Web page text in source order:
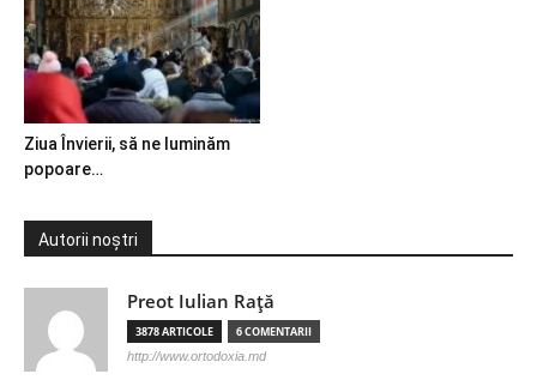
Ziua Învierii, să ne luminăm
popoare…
Autorii noștri
Preot Iulian Raţă
3878 ARTICOLE 6 COMENTARII
http://www.ortodoxia.md